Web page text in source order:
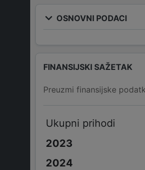
OSNOVNI PODACI
FINANSIJSKI SAŽETAK
Preuzmi finansijske
Ukupni prihodi